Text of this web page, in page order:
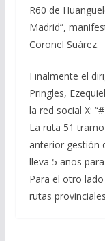
R60 de
Madrid”,
Coronel Suárez.
Finalmente el
Pringles,
la red social X:
La ruta 51
anterior gestión
lleva 5 años
Para el otro
rutas